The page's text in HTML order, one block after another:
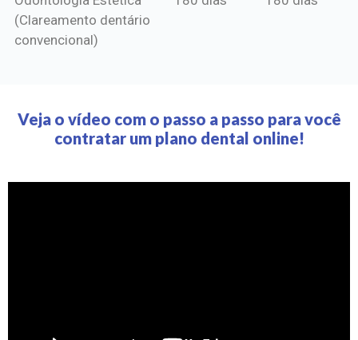
(Clareamento dentário
convencional)
Veja o vídeo com o passo a passo para você
contratar um plano dental online!